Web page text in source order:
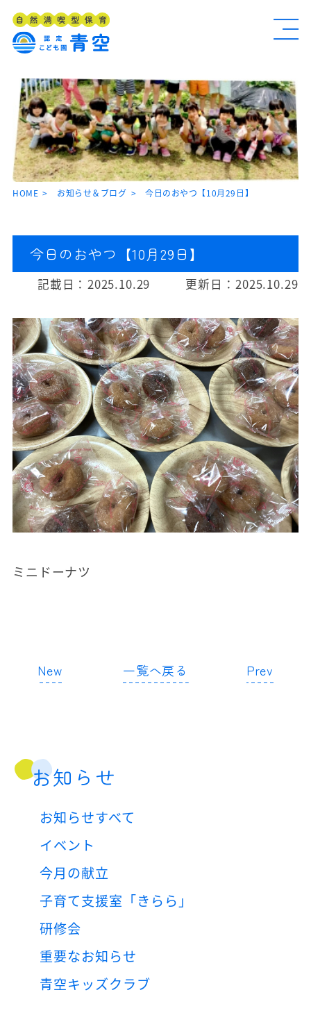
HOME お知らせ＆ブログ 今日のおやつ【10月29日】
今日のおやつ【10月29日】
記載日： 2025.10.29 更新日： 2025.10.29
ミニドーナツ
New 一覧へ戻る Prev
お知らせ
お知らせすべて
イベント
今月の献立
子育て支援室「きらら」
研修会
重要なお知らせ
青空キッズクラブ